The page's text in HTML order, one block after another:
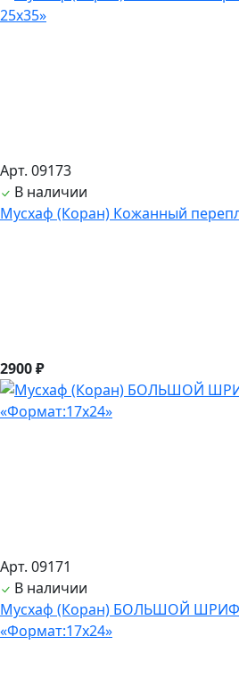
Арт. 09173
В наличии
Мусхаф (Коран) Кожанный
2900 ₽
Арт. 09171
В наличии
Мусхаф (Коран) БОЛЬШОЙ
«Формат:17х24»